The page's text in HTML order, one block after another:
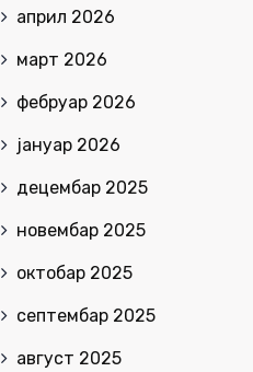
април 2026
март 2026
фебруар 2026
јануар 2026
децембар 2025
новембар 2025
октобар 2025
септембар 2025
август 2025